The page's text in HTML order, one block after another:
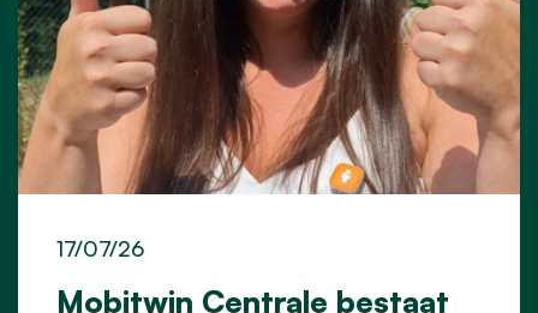
Mobitwin Centrale bestaat
17/07/26